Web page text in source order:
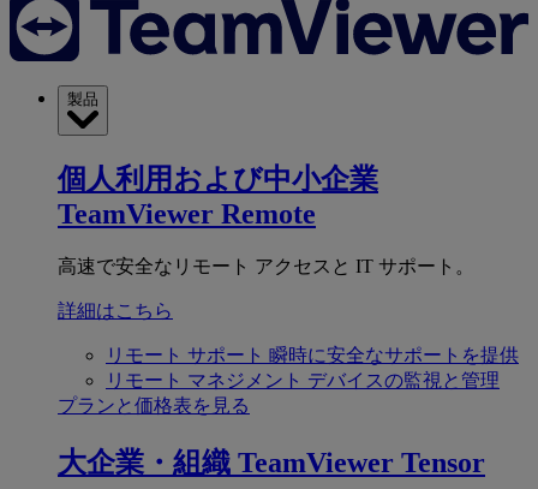
製品
個人利用および中小企業
TeamViewer Remote
高速で安全なリモート アクセスと IT サポート。
詳細はこちら
リモート サポート 瞬時に安全なサポートを提供
リモート マネジメント デバイスの監視と管理
プランと価格表を見る
大企業・組織 TeamViewer Tensor